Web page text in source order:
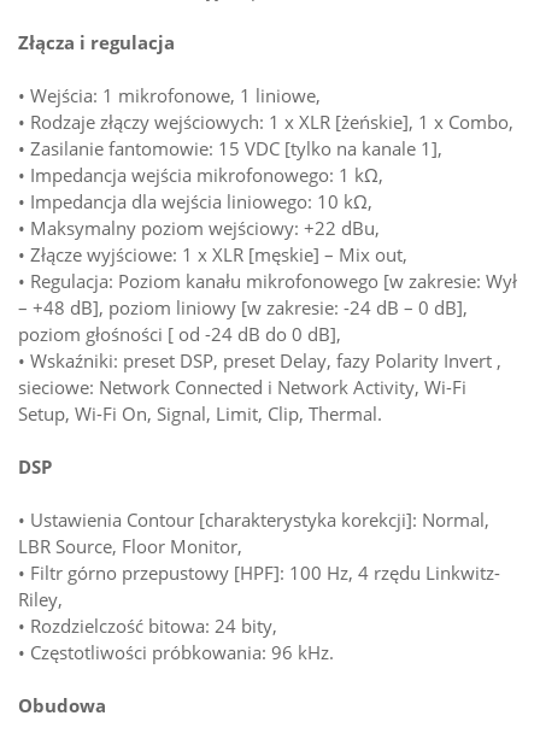
Złącza i regulacja
• Wejścia: 1 mikrofonowe, 1 liniowe,
• Rodzaje złączy wejściowych: 1 x XLR [żeńskie], 1 x Combo,
• Zasilanie fantomowie: 15 VDC [tylko na kanale 1],
• Impedancja wejścia mikrofonowego: 1 kΩ,
• Impedancja dla wejścia liniowego: 10 kΩ,
• Maksymalny poziom wejściowy: +22 dBu,
• Złącze wyjściowe: 1 x XLR [męskie] – Mix out,
• Regulacja: Poziom kanału mikrofonowego [w zakresie: Wył
– +48 dB], poziom liniowy [w zakresie: -24 dB – 0 dB],
poziom głośności [ od -24 dB do 0 dB],
• Wskaźniki: preset DSP, preset Delay, fazy Polarity Invert ,
sieciowe: Network Connected i Network Activity, Wi-Fi
Setup, Wi-Fi On, Signal, Limit, Clip, Thermal.
DSP
• Ustawienia Contour [charakterystyka korekcji]: Normal,
LBR Source, Floor Monitor,
• Filtr górno przepustowy [HPF]: 100 Hz, 4 rzędu Linkwitz-
Riley,
• Rozdzielczość bitowa: 24 bity,
• Częstotliwości próbkowania: 96 kHz.
Obudowa